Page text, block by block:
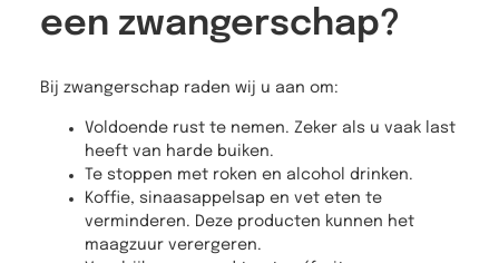
een zwangerschap?
Bij zwangerschap raden wij u aan om:
Voldoende rust te nemen. Zeker als u vaak last
heeft van harde buiken.
Te stoppen met roken en alcohol drinken.
Koffie, sinaasappelsap en vet eten te
verminderen. Deze producten kunnen het
maagzuur verergeren.